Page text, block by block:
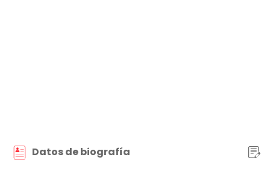
Datos de biografía